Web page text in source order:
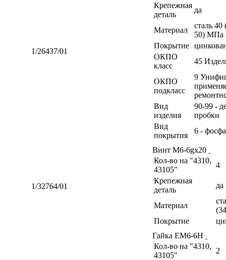
1/26437/01
Крепежная
деталь
да
Материал
сталь
50) МПа
Покрытие
ОКПО
класс
45
ОКПО
подкласс
9
Вид
изделия
90-99 -
пробки
Вид
покрытия
6 -
1/32764/01
Винт М6-6gх20
Кол-во на "4310,
43105"
4
Крепежная
деталь
да
Материал
Покрытие
Гайка ЕМ6-6Н
Кол-во на "4310,
43105"
2